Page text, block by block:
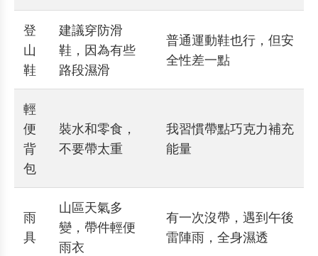
登
山
鞋
建議穿防滑
鞋，因為有些
路段濕滑
普通運動鞋也行，但安
全性差一點
輕
便
背
包
裝水和零食，
不要帶太重
我習慣帶點巧克力補充
能量
雨
具
山區天氣多
變，帶件輕便
雨衣
有一次沒帶，遇到午後
雷陣雨，全身濕透